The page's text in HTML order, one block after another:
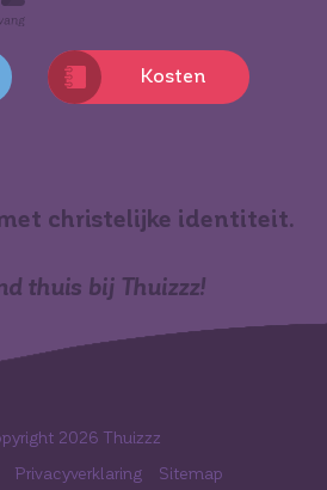
Kosten
christelijke identiteit.
thuis bij Thuizzz!
2026 Thuizzz
Privacyverklaring Sitemap